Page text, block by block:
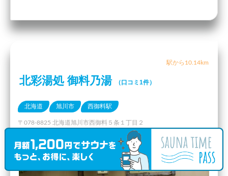
駅から10.14km
北彩湯処 御料乃湯 （口コミ1件）
北海道 旭川市 西御料駅
〒078-8825 北海道旭川市西御料５条１丁目２